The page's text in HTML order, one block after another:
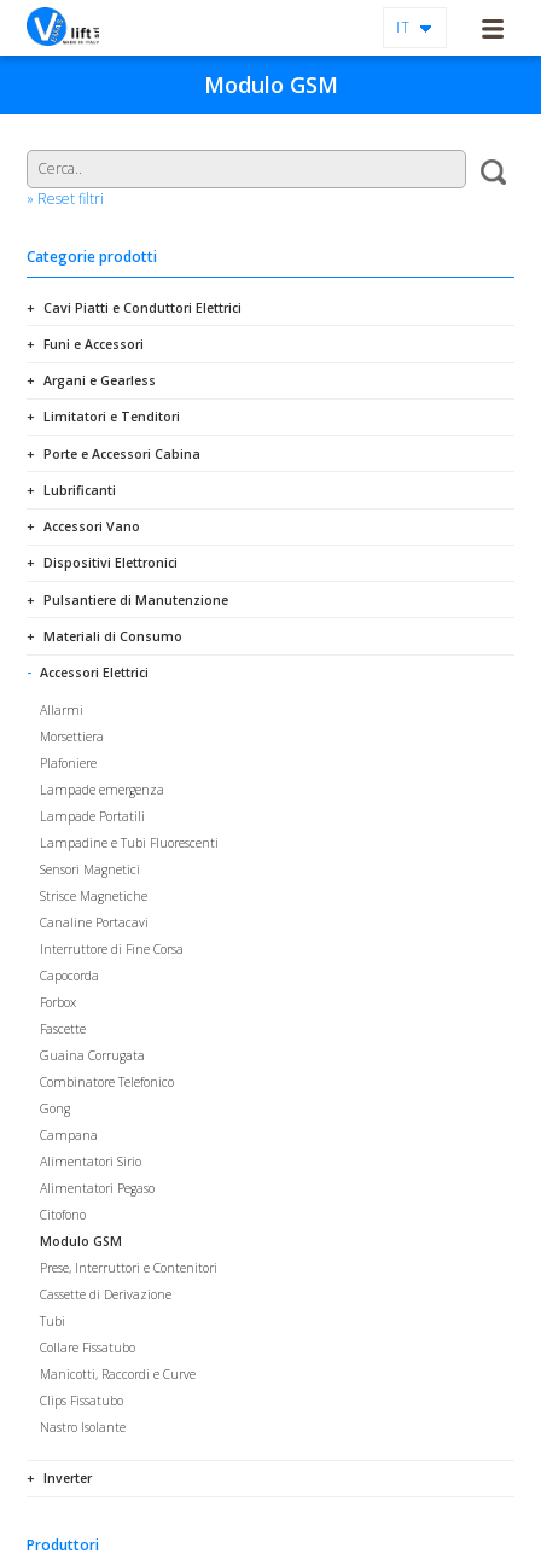
IT
Modulo GSM
» Reset filtri
Categorie prodotti
Cavi Piatti e Conduttori Elettrici
Funi e Accessori
Argani e Gearless
Limitatori e Tenditori
Porte e Accessori Cabina
Lubrificanti
Accessori Vano
Dispositivi Elettronici
Pulsantiere di Manutenzione
Materiali di Consumo
Accessori Elettrici
Allarmi
Morsettiera
Plafoniere
Lampade emergenza
Lampade Portatili
Lampadine e Tubi Fluorescenti
Sensori Magnetici
Strisce Magnetiche
Canaline Portacavi
Interruttore di Fine Corsa
Capocorda
Forbox
Fascette
Guaina Corrugata
Combinatore Telefonico
Gong
Campana
Alimentatori Sirio
Alimentatori Pegaso
Citofono
Modulo GSM
Prese, Interruttori e Contenitori
Cassette di Derivazione
Tubi
Collare Fissatubo
Manicotti, Raccordi e Curve
Clips Fissatubo
Nastro Isolante
Inverter
Produttori